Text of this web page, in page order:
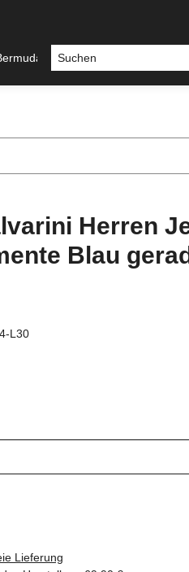
Topseller
Herren
Blau
L30
Lieferung